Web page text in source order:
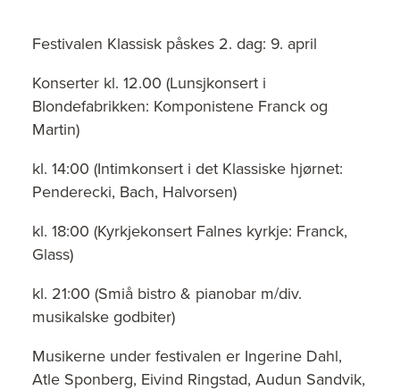
Festivalen Klassisk påskes 2. dag: 9. april
Konserter kl. 12.00 (Lunsjkonsert i
Blondefabrikken: Komponistene Franck og
Martin)
kl. 14:00 (Intimkonsert i det Klassiske hjørnet:
Penderecki, Bach, Halvorsen)
kl. 18:00 (Kyrkjekonsert Falnes kyrkje: Franck,
Glass)
kl. 21:00 (Smiå bistro & pianobar m/div.
musikalske godbiter)
Musikerne under festivalen er Ingerine Dahl,
Atle Sponberg, Eivind Ringstad, Audun Sandvik,